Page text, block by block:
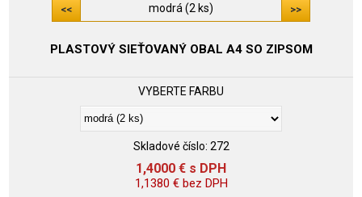
modrá (2 ks)
PLASTOVÝ SIEŤOVANÝ OBAL A4 SO ZIPSOM
VYBERTE FARBU
Skladové číslo: 272
1,4000 € s DPH
1,1380 €bez DPH